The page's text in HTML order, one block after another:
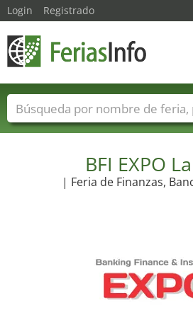
BFI EXPO
| Feria de Finanzas,
Login Registrado
Nombres de ferias Países
Sectores de proveedor de